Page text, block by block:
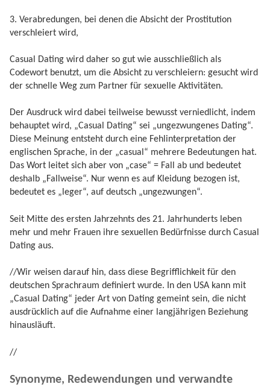
3. Verabredungen, bei denen die Absicht der Prostitution
verschleiert wird,
Casual Dating wird daher so gut wie ausschließlich als
Codewort benutzt, um die Absicht zu verschleiern: gesucht wird
der schnelle Weg zum Partner für sexuelle Aktivitäten.
Der Ausdruck wird dabei teilweise bewusst verniedlicht, indem
behauptet wird, „Casual Dating“ sei „ungezwungenes Dating“.
Diese Meinung entsteht durch eine Fehlinterpretation der
englischen Sprache, in der „casual“ mehrere Bedeutungen hat.
Das Wort leitet sich aber von „case“ = Fall ab und bedeutet
deshalb „Fallweise“. Nur wenn es auf Kleidung bezogen ist,
bedeutet es „leger“, auf deutsch „ungezwungen“.
Seit Mitte des ersten Jahrzehnts des 21. Jahrhunderts leben
mehr und mehr Frauen ihre sexuellen Bedürfnisse durch Casual
Dating aus.
//Wir weisen darauf hin, dass diese Begrifflichkeit für den
deutschen Sprachraum definiert wurde. In den USA kann mit
„Casual Dating“ jeder Art von Dating gemeint sein, die nicht
ausdrücklich auf die Aufnahme einer langjährigen Beziehung
hinausläuft.
//
Synonyme, Redewendungen und verwandte